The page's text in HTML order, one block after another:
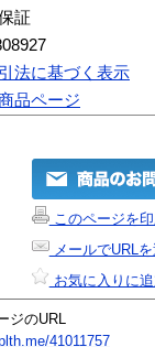
証
法に基づく表示
品ページ
このページを
メールでURLを
お気に入りに
ジのURL
41011757